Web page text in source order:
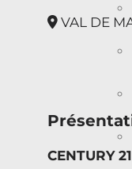
VAL DE
CENTURY